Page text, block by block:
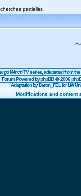
partielles
WinchTV series, adaptated from
Forum Powered byphpBB� 2006
Adaptation by Baron_FEL for LW
Modifications and content